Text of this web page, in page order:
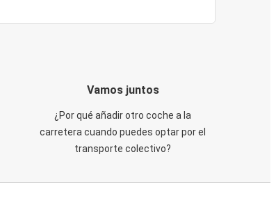
Vamos juntos
¿Por qué añadir otro coche a la
carretera cuando puedes optar por el
transporte colectivo?